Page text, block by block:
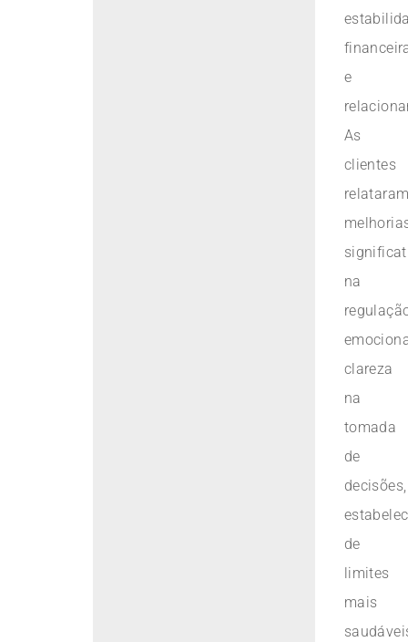
e
As
clientes
na
clareza
na
tomada
de
decisões,
de
limites
mais